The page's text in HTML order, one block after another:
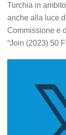
Turchia in
anche alla luce
Commissione e
“Join (2023) 50